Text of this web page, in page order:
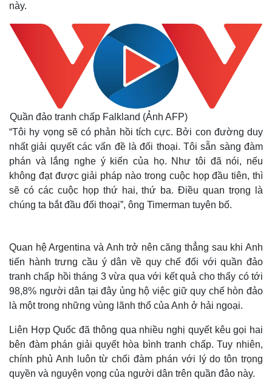
này.
Quần đảo tranh chấp Falkland (Ảnh AFP)
“Tôi hy vọng sẽ có phản hồi tích cực. Bởi con đường duy
nhất giải quyết các vấn đề là đối thoại. Tôi sẵn sàng đàm
phán và lắng nghe ý kiến của họ. Như tôi đã nói, nếu
không đạt được giải pháp nào trong cuộc họp đầu tiên, thì
sẽ có các cuộc họp thứ hai, thứ ba. Điều quan trọng là
chúng ta bắt đầu đối thoại”, ông Timerman tuyên bố.
Quan hệ Argentina và Anh trở nên căng thẳng sau khi Anh
tiến hành trưng cầu ý dân về quy chế đối với quần đảo
tranh chấp hồi tháng 3 vừa qua với kết quả cho thấy có tới
98,8% người dân tại đây ủng hộ việc giữ quy chế hòn đảo
là một trong những vùng lãnh thổ của Anh ở hải ngoại.
Liên Hợp Quốc đã thông qua nhiều nghị quyết kêu gọi hai
bên đàm phán giải quyết hòa bình tranh chấp. Tuy nhiên,
chính phủ Anh luôn từ chối đàm phán với lý do tôn trọng
quyền và nguyện vọng của người dân trên quần đảo này.